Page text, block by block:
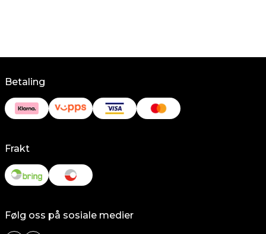
Betaling
Frakt
Følg oss på sosiale medier